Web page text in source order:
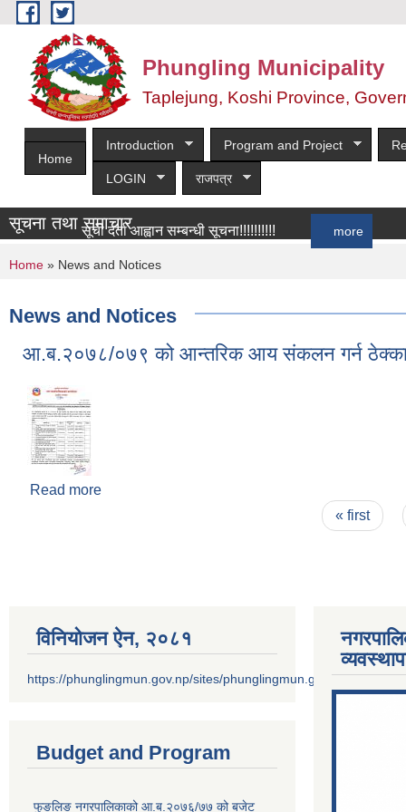
Skip to main content
Phungling Municipality
Taplejung, Koshi Province,
Home
Introduction Program and Project
LOGIN राजपत्र
सूचना तथा समाचार
सूची दर्ता आह्वान सम्बन्धी सूचना!!!!!!!!!!
You are here
Home » News and Notices
News and Notices
आ.ब.२०७८/०७९ को आन्तरिक आय संकलन गर्न ठेक्का
Read more
« first
विनियोजन ऐन‚ २०८१
https://phunglingmun.gov.np/sites/phunglingmun.gov.np/files/
Budget and Program
फुङलिङ नगरपालिकाको आ.ब.२०७६/७७ को बजेट